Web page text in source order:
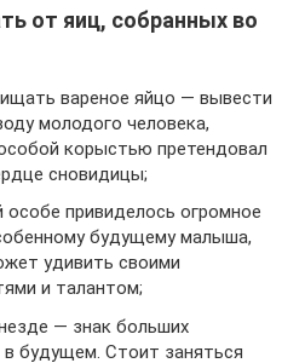
от яиц, собранных во
вареное яйцо — вывести
молодого человека,
корыстью претендовал
сновидицы;
особе привиделось огромное
будущему малыша,
удивить своими
и талантом;
— знак больших
в будущем. Стоит заняться